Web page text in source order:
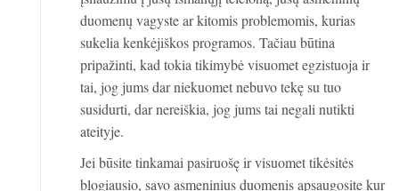
duomenų vagyste ar kitomis problemomis, kurias
sukelia kenkėjiškos programos. Tačiau būtina
pripažinti, kad tokia tikimybė visuomet egzistuoja ir
tai, jog jums dar niekuomet nebuvo tekę su tuo
susidurti, dar nereiškia, jog jums tai negali nutikti
ateityje.
Jei būsite tinkamai pasiruošę ir visuomet tikėsitės
blogiausio, savo asmeninius duomenis apsaugosite kur